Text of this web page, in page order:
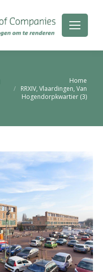
Home
RRXIV, Vlaardingen, Van
Hogendorpkwartier (3)